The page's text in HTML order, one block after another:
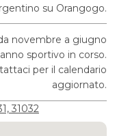
su Orangogo.
novembre a giugno
sportivo in corso.
per il calendario
aggiornato.
31032